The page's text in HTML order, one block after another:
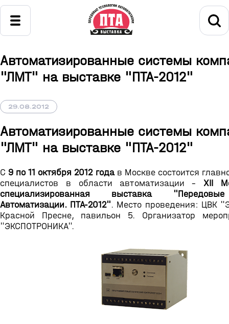
Автоматизированные системы
"ЛМТ" на выставке "ПТА-2012"
29.08.2012
Автоматизированные системы
"ЛМТ" на выставке "ПТА-2012"
C 9 по 11 октября 2012 годав Москве состоится
специалистов в области автоматизации - XII
специализированная выставка
Автоматизации. ПТА-2012". Место проведения: ЦВК
Красной Пресне, павильон 5. Организатор
"ЭКСПОТРОНИКА".